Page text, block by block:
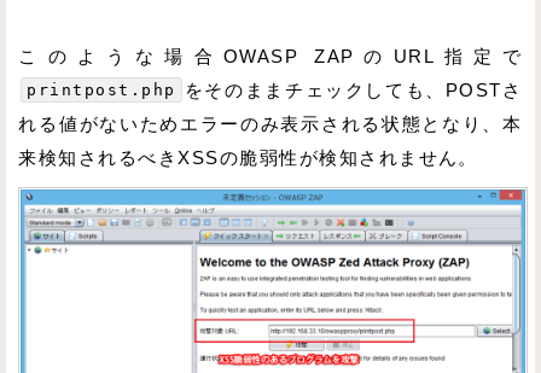
このような場合OWASP ZAPのURL指定で
printpost.php
をそのままチェックしても、POSTさ
れる値がないためエラーのみ表示される状態となり、本
来検知されるべきXSSの脆弱性が検知されません。